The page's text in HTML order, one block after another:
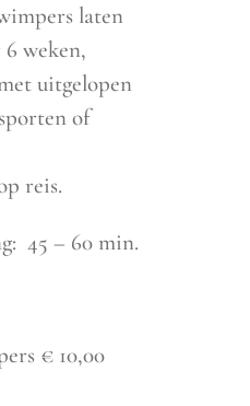
laten
weken,
uitgelopen
of
reis.
45 – 60 min.
€ 10,00